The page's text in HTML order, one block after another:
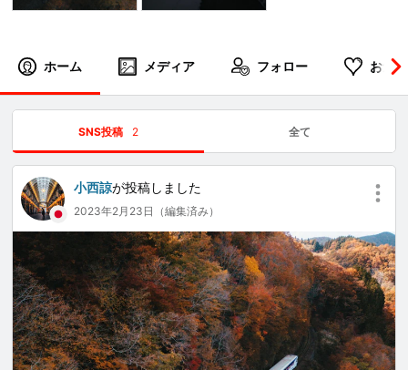
ホーム メディア フォロー お気
SNS投稿 2 全て
小西諒が投稿しました
2023年2月23日（編集済み）